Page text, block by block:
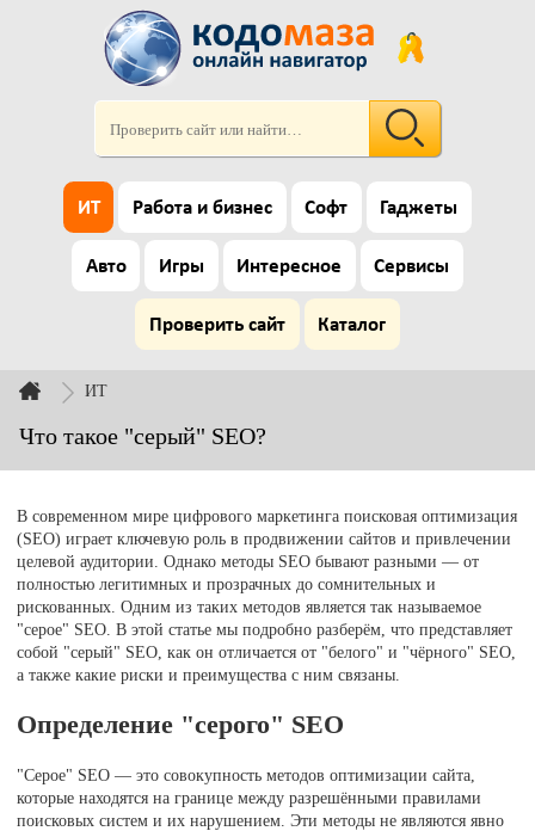
ИТ Работа и бизнес Софт Гаджеты
Авто Игры Интересное Сервисы
Проверить сайт Каталог
ИТ
Что такое "серый" SEO?
В современном мире цифрового маркетинга поисковая оптимизация
(SEO) играет ключевую роль в продвижении сайтов и привлечении
целевой аудитории. Однако методы SEO бывают разными — от
полностью легитимных и прозрачных до сомнительных и
рискованных. Одним из таких методов является так называемое
"серое" SEO. В этой статье мы подробно разберём, что представляет
собой "серый" SEO, как он отличается от "белого" и "чёрного" SEO,
а также какие риски и преимущества с ним связаны.
Определение "серого" SEO
"Серое" SEO — это совокупность методов оптимизации сайта,
которые находятся на границе между разрешёнными правилами
поисковых систем и их нарушением. Эти методы не являются явно